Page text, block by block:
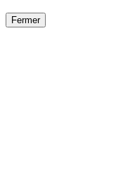
Fermer